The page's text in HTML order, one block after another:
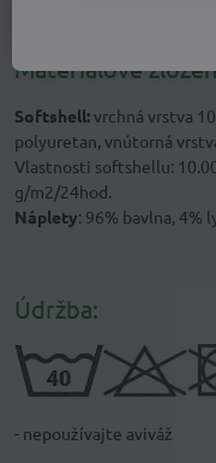
Materiálové
Softshell:vrchná vrstva
polyuretan, vnútorná
Vlastnosti softshellu:
g/m2/24hod.
Náplety: 96% bavlna, 4%
Údržba:
- nepoužívajte aviváž